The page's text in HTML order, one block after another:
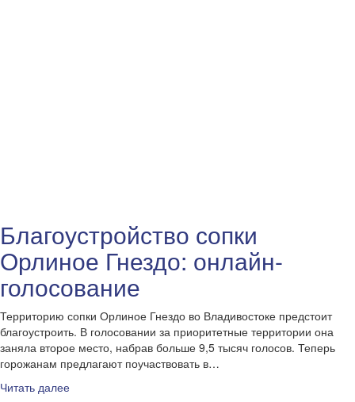
Благоустройство сопки
Орлиное Гнездо: онлайн-
голосование
Территорию сопки Орлиное Гнездо во Владивостоке предстоит
благоустроить. В голосовании за приоритетные территории она
заняла второе место, набрав больше 9,5 тысяч голосов. Теперь
горожанам предлагают поучаствовать в…
Читать далее